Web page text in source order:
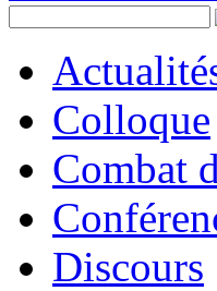
Colloque
Combat
Discours